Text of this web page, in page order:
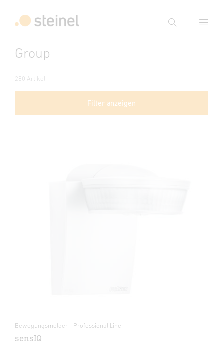
Suche
Group
280 Artikel
Filter anzeigen
Bewegungsmelder - Professional Line
sensIQ